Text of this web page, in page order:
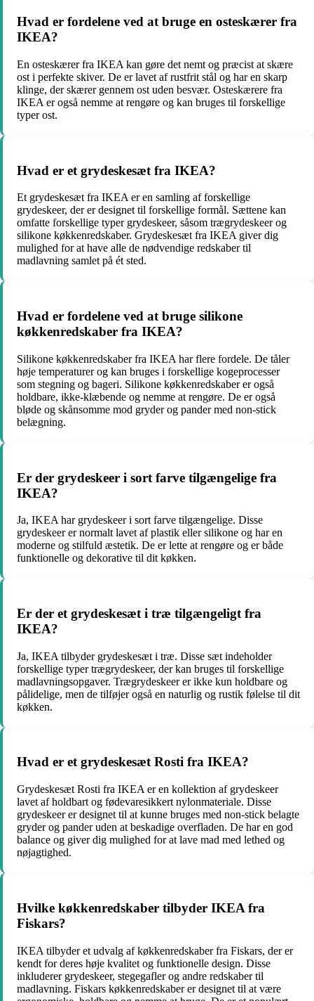
Hvad er fordelene ved at bruge en osteskærer fra
IKEA?
En osteskærer fra IKEA kan gøre det nemt og præcist at skære
ost i perfekte skiver. De er lavet af rustfrit stål og har en skarp
klinge, der skærer gennem ost uden besvær. Osteskærere fra
IKEA er også nemme at rengøre og kan bruges til forskellige
typer ost.
Hvad er et grydeskesæt fra IKEA?
Et grydeskesæt fra IKEA er en samling af forskellige
grydeskeer, der er designet til forskellige formål. Sættene kan
omfatte forskellige typer grydeskeer, såsom trægrydeskeer og
silikone køkkenredskaber. Grydeskesæt fra IKEA giver dig
mulighed for at have alle de nødvendige redskaber til
madlavning samlet på ét sted.
Hvad er fordelene ved at bruge silikone
køkkenredskaber fra IKEA?
Silikone køkkenredskaber fra IKEA har flere fordele. De tåler
høje temperaturer og kan bruges i forskellige kogeprocesser
som stegning og bageri. Silikone køkkenredskaber er også
holdbare, ikke-klæbende og nemme at rengøre. De er også
bløde og skånsomme mod gryder og pander med non-stick
belægning.
Er der grydeskeer i sort farve tilgængelige fra
IKEA?
Ja, IKEA har grydeskeer i sort farve tilgængelige. Disse
grydeskeer er normalt lavet af plastik eller silikone og har en
moderne og stilfuld æstetik. De er lette at rengøre og er både
funktionelle og dekorative til dit køkken.
Er der et grydeskesæt i træ tilgængeligt fra
IKEA?
Ja, IKEA tilbyder grydeskesæt i træ. Disse sæt indeholder
forskellige typer trægrydeskeer, der kan bruges til forskellige
madlavningsopgaver. Trægrydeskeer er ikke kun holdbare og
pålidelige, men de tilføjer også en naturlig og rustik følelse til dit
køkken.
Hvad er et grydeskesæt Rosti fra IKEA?
Grydeskesæt Rosti fra IKEA er en kollektion af grydeskeer
lavet af holdbart og fødevaresikkert nylonmateriale. Disse
grydeskeer er designet til at kunne bruges med non-stick belagte
gryder og pander uden at beskadige overfladen. De har en god
balance og giver dig mulighed for at lave mad med lethed og
nøjagtighed.
Hvilke køkkenredskaber tilbyder IKEA fra
Fiskars?
IKEA tilbyder et udvalg af køkkenredskaber fra Fiskars, der er
kendt for deres høje kvalitet og funktionelle design. Disse
inkluderer grydeskeer, stegegafler og andre redskaber til
madlavning. Fiskars køkkenredskaber er designet til at være